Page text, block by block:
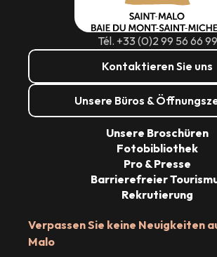
Tél. +33 (0)2 99 56 66 99
Kontaktieren Sie uns
Unsere Büros &
Verpassen Sie keine Neuigkeiten
Malo
Unsere Broschüren
Fotobibliothek
Pro & Presse
Barrierefreier
Rekrutierung